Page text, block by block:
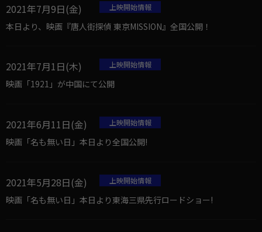
2021年7月9日(金) 上映開始情報
本日より、映画『唐人街探偵 東京MISSION』全国公開！
2021年7月1日(木) 上映開始情報
映画「1921」が中国にて公開
2021年6月11日(金) 上映開始情報
映画「名も無い日」本日より全国公開!
2021年5月28日(金) 上映開始情報
映画「名も無い日」本日より東海三県先行ロードショー!